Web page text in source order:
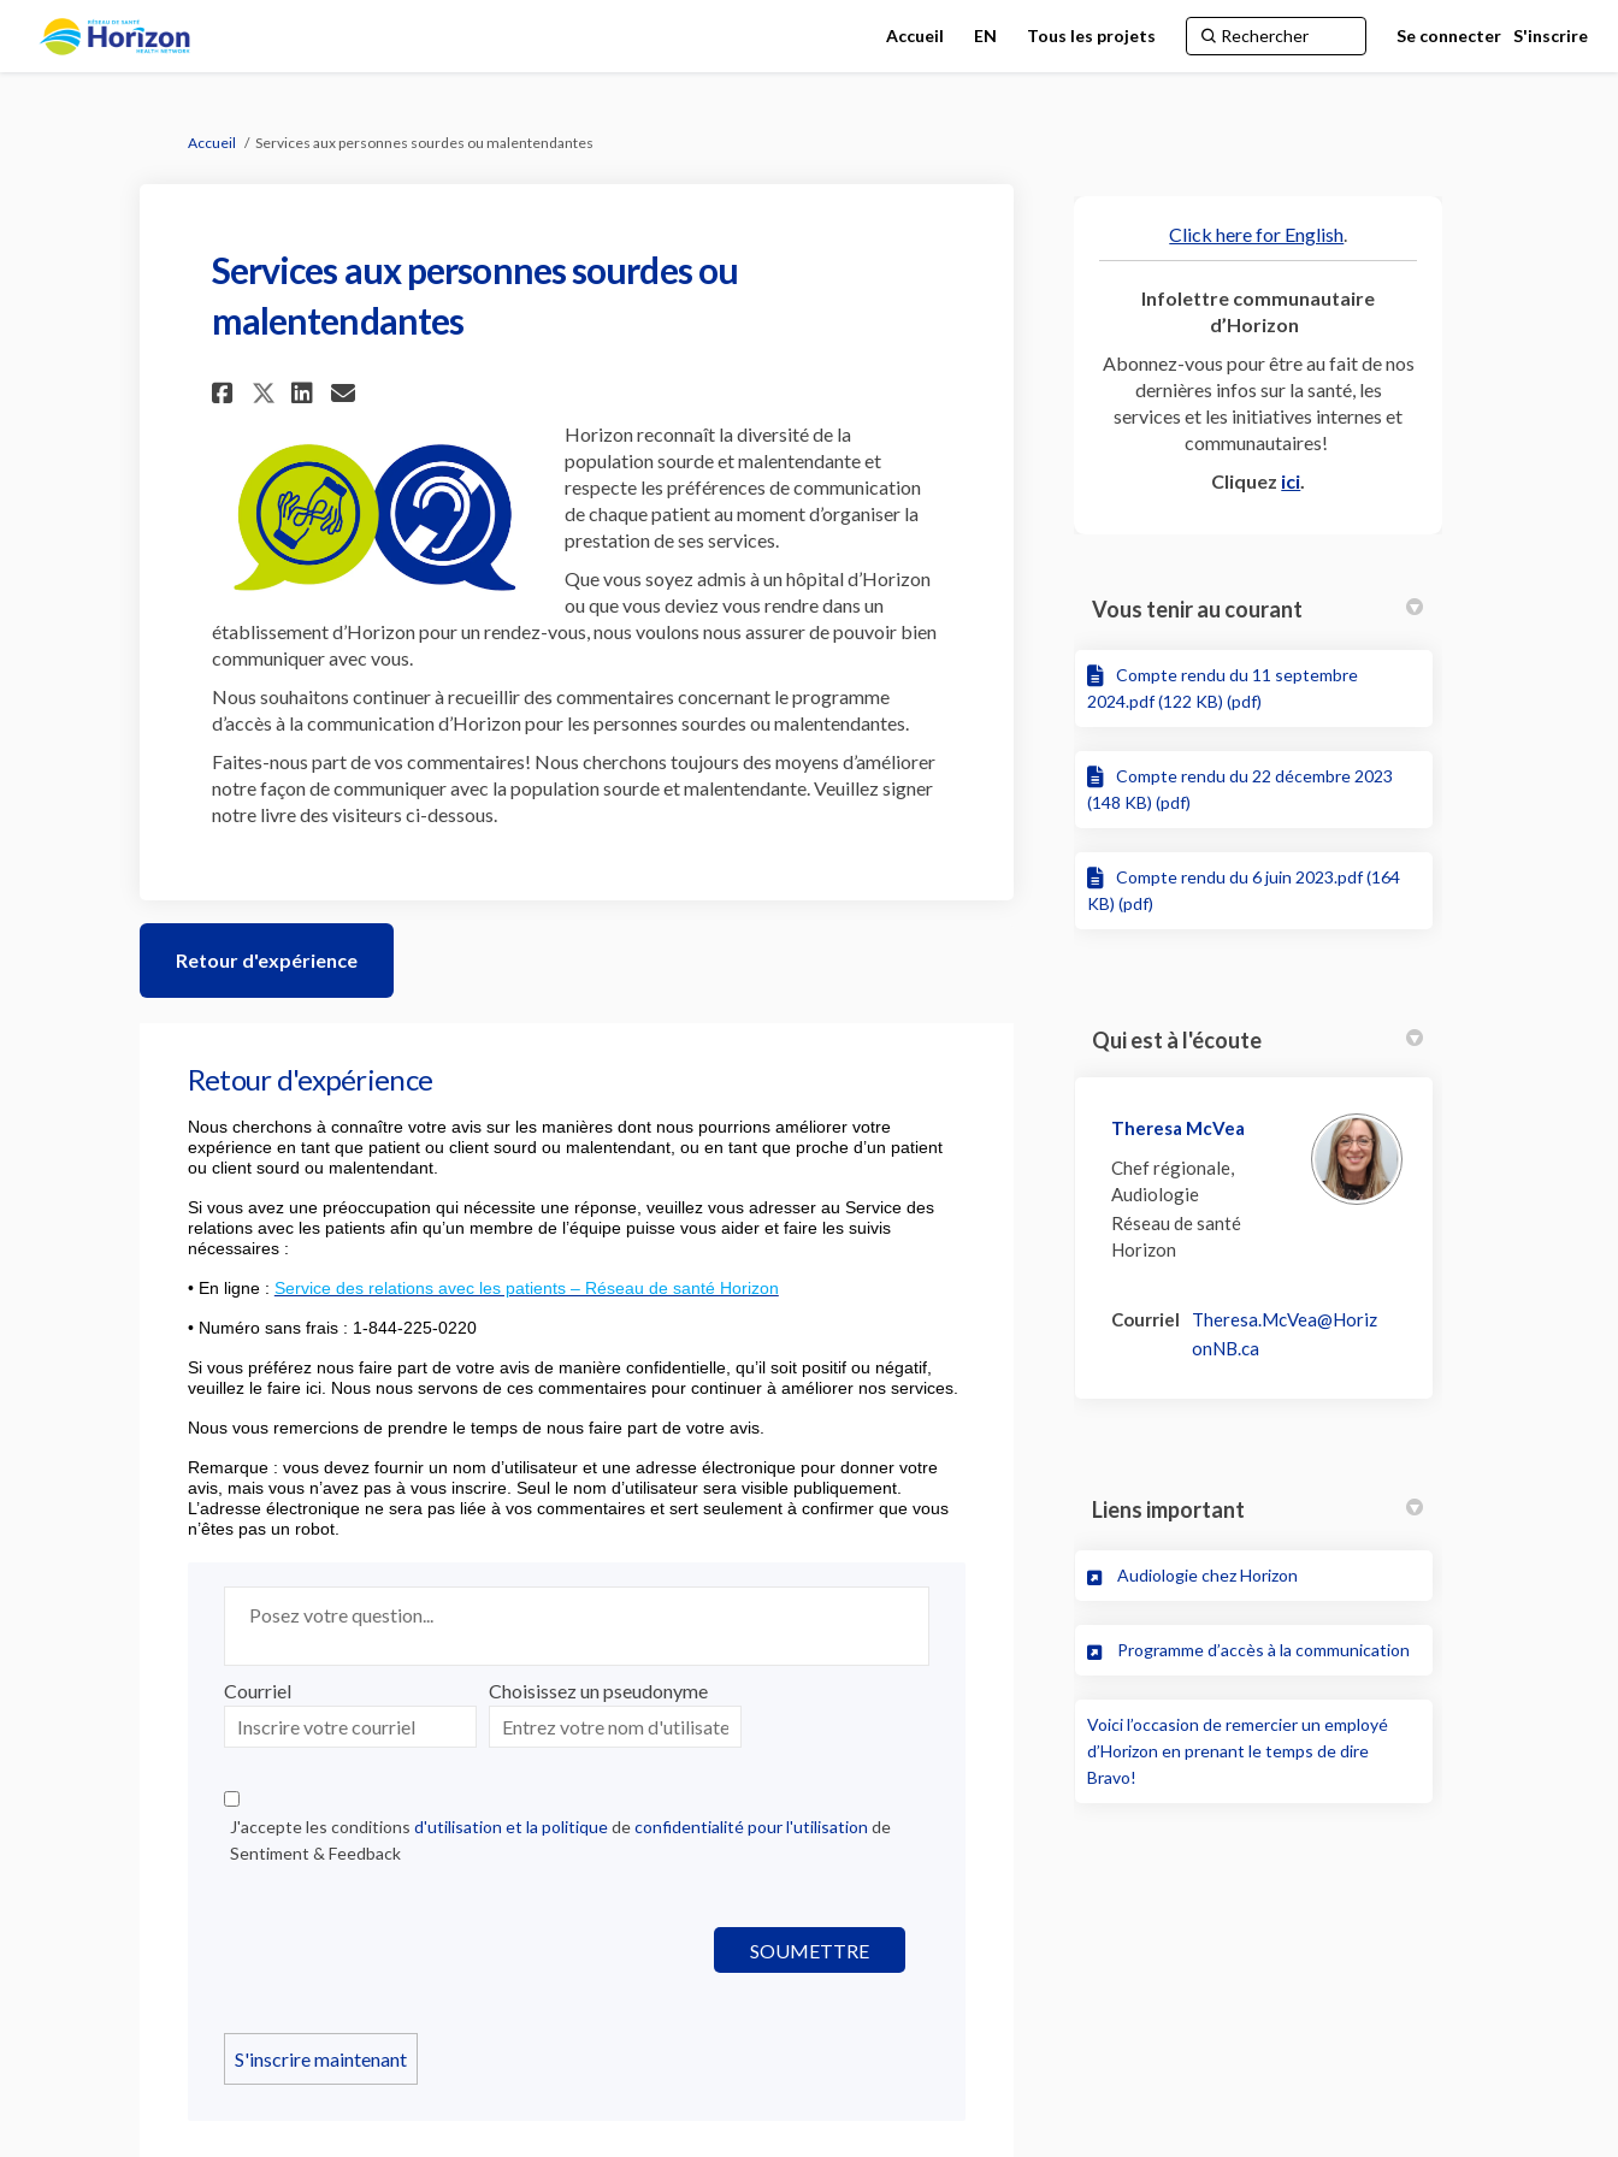
Accueil EN Tous les projets Se connecter S'inscrire
Vous êtes ici:
Accueil Services aux personnes sourdes ou malentendantes
Services aux personnes sourdes ou
malentendantes
Partager Services aux personnes sourdes ou malentendantes sur Facebook
Partager Services aux personnes sourdes ou malentendantes sur Twitter
Partager Services aux personnes sourdes ou malentendantes sur Linkedin
Courriel Services aux personnes sourdes ou malentendantes lien
Horizon reconnaît la diversité de la
population sourde et malentendante et
respecte les préférences de communication
de chaque patient au moment d’organiser la
prestation de ses services.
Que vous soyez admis à un hôpital d’Horizon
ou que vous deviez vous rendre dans un
établissement d’Horizon pour un rendez-vous, nous voulons nous assurer de pouvoir bien
communiquer avec vous.
Nous souhaitons continuer à recueillir des commentaires concernant le programme
d’accès à la communication d’Horizon pour les personnes sourdes ou malentendantes.
Faites-nous part de vos commentaires! Nous cherchons toujours des moyens d’améliorer
notre façon de communiquer avec la population sourde et malentendante. Veuillez signer
notre livre des visiteurs ci-dessous.
Retour d'expérience
Retour d'expérience
Nous cherchons à connaître votre avis sur les manières dont nous pourrions améliorer votre
expérience en tant que patient ou client sourd ou malentendant, ou en tant que proche d’un patient
ou client sourd ou malentendant.
Si vous avez une préoccupation qui nécessite une réponse, veuillez vous adresser au Service des
relations avec les patients afin qu’un membre de l’équipe puisse vous aider et faire les suivis
nécessaires :
• En ligne : Service des relations avec les patients – Réseau de santé Horizon(Liens externes)
• Numéro sans frais : 1-844-225-0220
Si vous préférez nous faire part de votre avis de manière confidentielle, qu’il soit positif ou négatif,
veuillez le faire ici. Nous nous servons de ces commentaires pour continuer à améliorer nos services.
Nous vous remercions de prendre le temps de nous faire part de votre avis.
Remarque : vous devez fournir un nom d’utilisateur et une adresse électronique pour donner votre
avis, mais vous n’avez pas à vous inscrire. Seul le nom d’utilisateur sera visible publiquement.
L’adresse électronique ne sera pas liée à vos commentaires et sert seulement à confirmer que vous
n’êtes pas un robot.
Courriel
Inscrire
votre
Choisissez un pseudonyme
Choisissez un pseudonyme
J'accepte les conditions d'utilisation et la politiquedeconfidentialité pour l'utilisation de
Sentiment & Feedback
S'inscrire maintenant
Click here for English(Liens externes)
.
Infolettre communautaire
d’Horizon
Abonnez-vous pour être au fait de nos
dernières infos sur la santé, les
services et les initiatives internes et
communautaires!
Cliquez ici(Liens externes)
.
Vous tenir au courant
Compte rendu du 11 septembre
2024.pdf (122 KB) (pdf)
Compte rendu du 22 décembre 2023
(148 KB) (pdf)
Compte rendu du 6 juin 2023.pdf (164
KB) (pdf)
Qui est à l'écoute
Theresa McVea
Chef régionale,
Audiologie
Réseau de santé
Horizon
Courriel
Theresa.McVea@Horiz
onNB.ca(Liens externes)
Liens important
Audiologie chez Horizon
Programme d’accès à la communication
Voici l’occasion de remercier un employé
d’Horizon en prenant le temps de dire
Bravo!